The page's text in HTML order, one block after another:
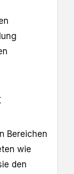
Bereichen
wie
den